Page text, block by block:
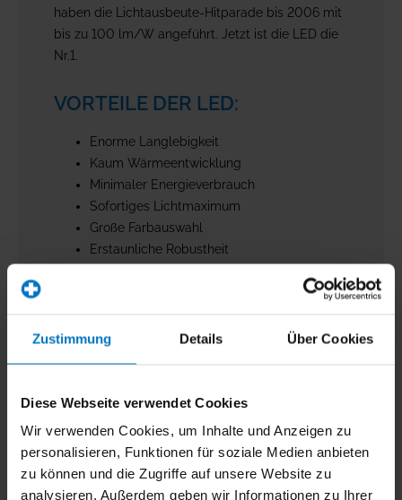
Zustimmung Details Über Cookies
Diese Webseite verwendet Cookies
Wir verwenden Cookies, um Inhalte und Anzeigen zu
personalisieren, Funktionen für soziale Medien anbieten
zu können und die Zugriffe auf unsere Website zu
analysieren. Außerdem geben wir Informationen zu Ihrer
haben die Lichtausbeute-Hitparade bis 2006 mit
bis zu 100 lm/W angeführt. Jetzt ist die LED die
Nr.1.
VORTEILE DER LED:
Enorme Langlebigkeit
Kaum Wärmeentwicklung
Minimaler Energieverbrauch
Sofortiges Lichtmaximum
Große Farbauswahl
Erstaunliche Robustheit
MEDIZIN:
Untersuchungsleuchten
Laparskopieleuchte
Kopfstirnlampen im OP
HD-Kamerasysteme